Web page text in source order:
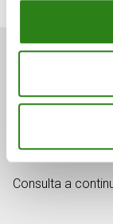
Consulta a